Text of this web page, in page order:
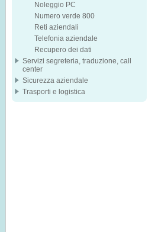
Noleggio PC
Numero verde 800
Reti aziendali
Telefonia aziendale
Recupero dei dati
Servizi segreteria, traduzione, call
center
Sicurezza aziendale
Trasporti e logistica